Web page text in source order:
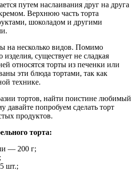
путем наслаивания друг на друга
Верхнюю часть торта
шоколадом и другими
на несколько видов. Помимо
изделия, существует не сладкая
относятся торты из печенки или
эти блюда тортами, так как
технике.
тортов, найти поистине любимый
давайте попробуем сделать торт
продуктов.
торта:
— 200 г;
шт.;